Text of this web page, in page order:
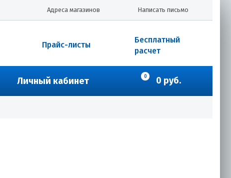
Написать письмо
Адреса магазинов
Бесплатный
расчет
Прайс-листы
Личный кабинет 0 0 руб.